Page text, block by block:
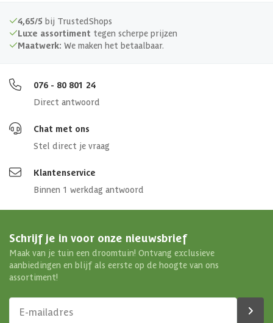
4,65/5 bij TrustedShops
Luxe assortiment tegen scherpe prijzen
Maatwerk: We maken het betaalbaar.
076 - 80 801 24
Direct antwoord
Chat met ons
Stel direct je vraag
Klantenservice
Binnen 1 werkdag antwoord
Schrijf je in voor onze nieuwsbrief
Maak van je tuin een droomtuin! Ontvang exclusieve
aanbiedingen en blijf als eerste op de hoogte van ons
assortiment!